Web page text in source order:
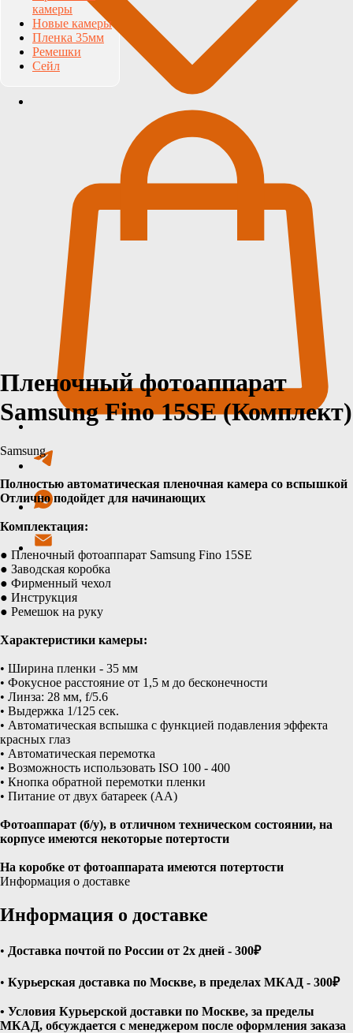
камеры
Новые камеры
Пленка 35мм
Ремешки
Сейл
Пленочный фотоаппарат
Samsung Fino 15SE (Комплект)
Samsung
Добавить в корзину
Полностью автоматическая пленочная камера со вспышкой
Отлично подойдет для начинающих
Комплектация:
● Пленочный фотоаппарат Samsung Fino 15SE
● Заводская коробка
● Фирменный чехол
● Инструкция
● Ремешок на руку
Характеристики камеры:
• Ширина пленки - 35 мм
• Фокусное расстояние от 1,5 м до бесконечности
• Линза: 28 мм, f/5.6
• Выдержка 1/125 сек.
• Автоматическая вспышка с функцией подавления эффекта
красных глаз
• Автоматическая перемотка
• Возможность использовать ISO 100 - 400
• Кнопка обратной перемотки пленки
• Питание от двух батареек (АА)
Фотоаппарат (б/у), в отличном техническом состоянии, на
корпусе имеются некоторые потертости
На коробке от фотоаппарата имеются потертости
Информация о доставке
Информация о доставке
• Доставка почтой по России от 2х дней - 300₽
• Курьерская доставка по Москве, в пределах МКАД - 300₽
• Условия Курьерской доставки по Москве, за пределы
МКАД, обсуждается с менеджером после оформления заказа